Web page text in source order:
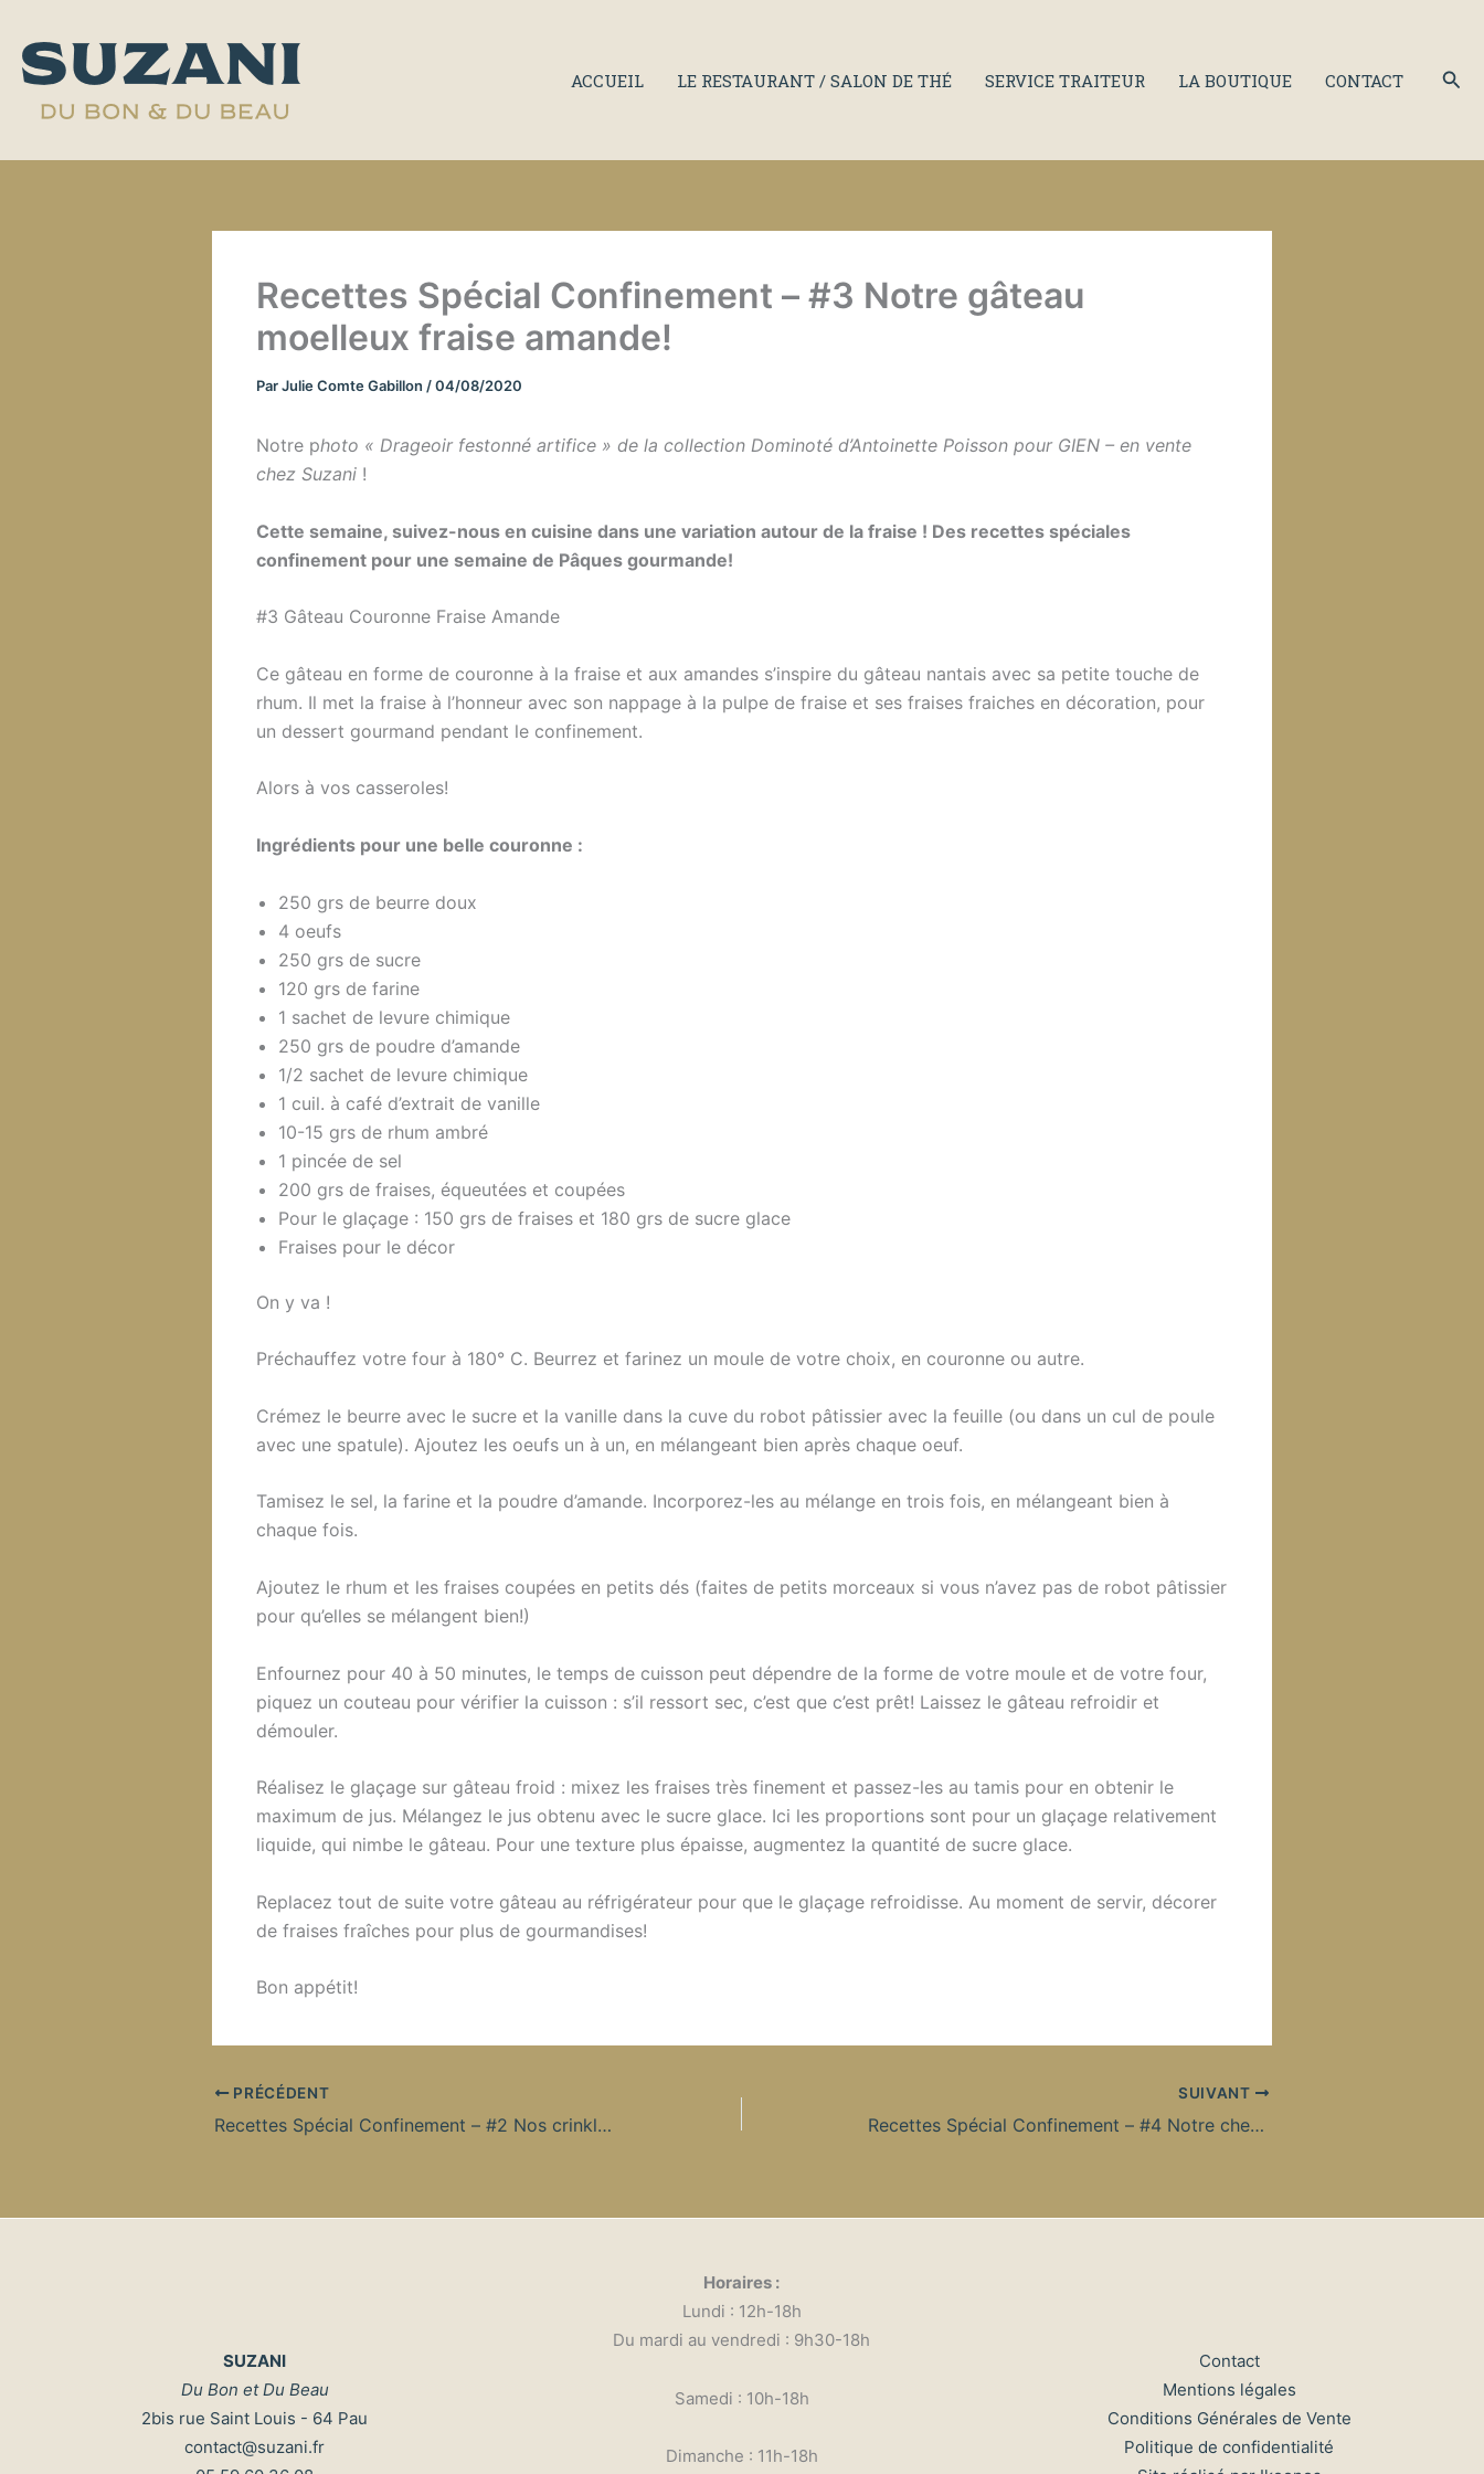
contenu
ACCUEIL LE RESTAURANT / SALON DE THÉ SERVICE TRAITEUR LA BOUTIQUE CONTACT
Recettes Spécial Confinement – #3 Notre gâteau
moelleux fraise amande!
ParJulie Comte Gabillon /04/08/2020
Notre photo « Drageoir festonné artifice » de la collection Dominoté d’Antoinette Poisson pour GIEN – en vente
chez Suzani !
Cette semaine, suivez-nous en cuisine dans une variation autour de la fraise ! Des recettes spéciales
confinement pour une semaine de Pâques gourmande!
#3 Gâteau Couronne Fraise Amande
Ce gâteau en forme de couronne à la fraise et aux amandes s’inspire du gâteau nantais avec sa petite touche de
rhum. Il met la fraise à l’honneur avec son nappage à la pulpe de fraise et ses fraises fraiches en décoration, pour
un dessert gourmand pendant le confinement.
Alors à vos casseroles!
Ingrédients pour une belle couronne :
250 grs de beurre doux
4 oeufs
250 grs de sucre
120 grs de farine
1 sachet de levure chimique
250 grs de poudre d’amande
1/2 sachet de levure chimique
1 cuil. à café d’extrait de vanille
10-15 grs de rhum ambré
1 pincée de sel
200 grs de fraises, équeutées et coupées
Pour le glaçage : 150 grs de fraises et 180 grs de sucre glace
Fraises pour le décor
On y va !
Préchauffez votre four à 180° C. Beurrez et farinez un moule de votre choix, en couronne ou autre.
Crémez le beurre avec le sucre et la vanille dans la cuve du robot pâtissier avec la feuille (ou dans un cul de poule
avec une spatule). Ajoutez les oeufs un à un, en mélangeant bien après chaque oeuf.
Tamisez le sel, la farine et la poudre d’amande. Incorporez-les au mélange en trois fois, en mélangeant bien à
chaque fois.
Ajoutez le rhum et les fraises coupées en petits dés (faites de petits morceaux si vous n’avez pas de robot pâtissier
pour qu’elles se mélangent bien!)
Enfournez pour 40 à 50 minutes, le temps de cuisson peut dépendre de la forme de votre moule et de votre four,
piquez un couteau pour vérifier la cuisson : s’il ressort sec, c’est que c’est prêt! Laissez le gâteau refroidir et
démouler.
Réalisez le glaçage sur gâteau froid : mixez les fraises très finement et passez-les au tamis pour en obtenir le
maximum de jus. Mélangez le jus obtenu avec le sucre glace. Ici les proportions sont pour un glaçage relativement
liquide, qui nimbe le gâteau. Pour une texture plus épaisse, augmentez la quantité de sucre glace.
Replacez tout de suite votre gâteau au réfrigérateur pour que le glaçage refroidisse. Au moment de servir, décorer
de fraises fraîches pour plus de gourmandises!
Bon appétit!
PRÉCÉDENT
Recettes Spécial Confinement – #2 Nos crinkles au citron vert!
SUIVANT
Recettes Spécial Confinement – #4 Notre cheese-cake à la fraise pour Pâques !
SUZANI
Du Bon et Du Beau
2bis rue Saint Louis - 64 Pau
contact@suzani.fr
Horaires :
Lundi : 12h-18h
Du mardi au vendredi : 9h30-18h
Samedi : 10h-18h
Dimanche : 11h-18h
Contact
Mentions légales
Conditions Générales de Vente
Politique de confidentialité